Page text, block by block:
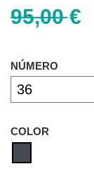
95,00 €
NÚMERO
COLOR